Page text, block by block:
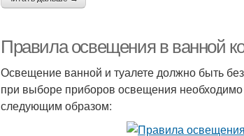
Правила освещения в ванной
Освещение ванной и туалете должно быть
при выборе приборов освещения
следующим образом: